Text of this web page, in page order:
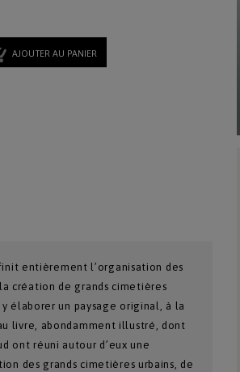
AJOUTER AU PANIER
entièrement l’organisation des
création de grands cimetières
élaborer un paysage original, à la
livre, abondamment illustré, dont
ont réuni autour d’eux une
des grands cimetières urbains, de